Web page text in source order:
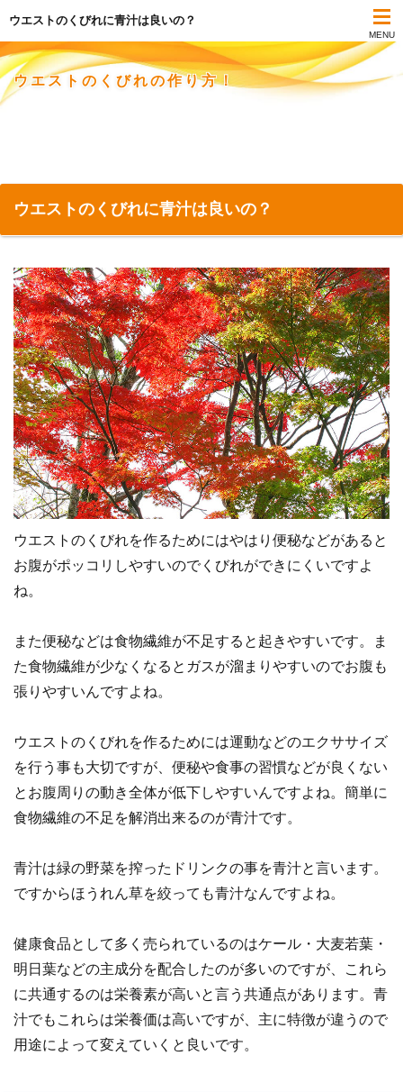
ウエストのくびれに青汁は良いの？
MENU
ウエストのくびれの作り方！
ウエストのくびれに青汁は良いの？
ウエストのくびれを作るためにはやはり便秘などがあると
お腹がポッコリしやすいのでくびれができにくいですよ
ね。
また便秘などは食物繊維が不足すると起きやすいです。ま
た食物繊維が少なくなるとガスが溜まりやすいのでお腹も
張りやすいんですよね。
ウエストのくびれを作るためには運動などのエクササイズ
を行う事も大切ですが、便秘や食事の習慣などが良くない
とお腹周りの動き全体が低下しやすいんですよね。簡単に
食物繊維の不足を解消出来るのが青汁です。
青汁は緑の野菜を搾ったドリンクの事を青汁と言います。
ですからほうれん草を絞っても青汁なんですよね。
健康食品として多く売られているのはケール・大麦若葉・
明日葉などの主成分を配合したのが多いのですが、これら
に共通するのは栄養素が高いと言う共通点があります。青
汁でもこれらは栄養価は高いですが、主に特徴が違うので
用途によって変えていくと良いです。